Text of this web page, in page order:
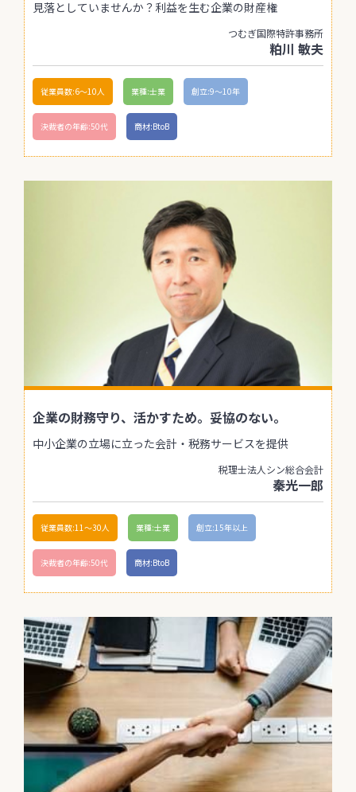
見落としていませんか？利益を生む企業の財産権
つむぎ国際特許事務所
粕川 敏夫
従業員数:6～10人 業種:士業 創立:9〜10年
決裁者の年齢:50代 商材:BtoB
企業の財務守り、活かすため。妥協のない。
中小企業の立場に立った会計・税務サービスを提供
税理士法人シン総合会計
秦光一郎
従業員数:11〜30人 業種:士業 創立:15年以上
決裁者の年齢:50代 商材:BtoB